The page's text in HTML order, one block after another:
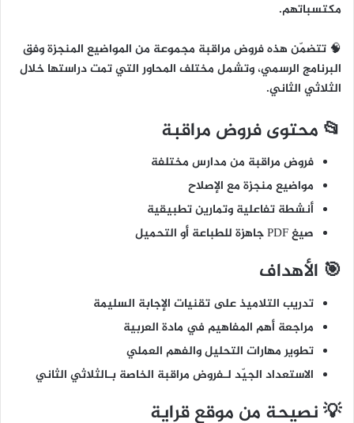
مكتسباتهم.
🧠 تتضمّن هذه فروض مراقبة مجموعة من المواضيع المنجزة وفق
البرنامج الرسمي، وتشمل مختلف المحاور التي تمت دراستها خلال
الثلاثي الثاني.
📂 محتوى فروض مراقبة
فروض مراقبة من مدارس مختلفة
مواضيع منجزة مع الإصلاح
أنشطة تفاعلية وتمارين تطبيقية
صيغ PDF جاهزة للطباعة أو التحميل
🎯 الأهداف
تدريب التلاميذ على تقنيات الإجابة السليمة
مراجعة أهم المفاهيم في مادة العربية
تطوير مهارات التحليل والفهم العملي
الاستعداد الجيّد لـفروض مراقبة الخاصة بـالثلاثي الثاني
💡 نصيحة من موقع قراية